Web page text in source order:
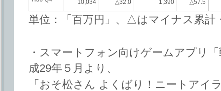
10,034 △32.0 1,390 △57.5
単位：「百万円」、△はマイナス累計
・スマートフォン向けゲームアプリ
成29年５月より、
「おそ松さん よくばり！ニートアイ